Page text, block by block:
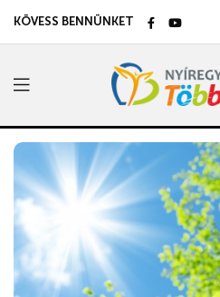
KÖVESS BENNÜNKET